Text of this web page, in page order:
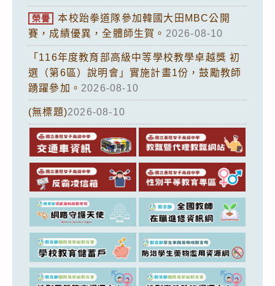
榮譽
本校跆拳道隊參加韓國大田MBC公開
賽，成績優異，全體師生賀。 2026-08-10
「116年度教育部高級中等學校教學卓越獎 初
選（第6區）說明會」實施計畫1份，鼓勵教師
踴躍參加。 2026-08-10
(無標題)2026-08-10